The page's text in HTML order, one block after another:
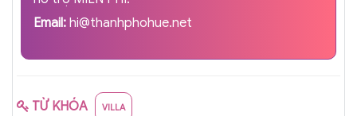
Email: hi@thanhphohue.net
TỪ KHÓA VILLA